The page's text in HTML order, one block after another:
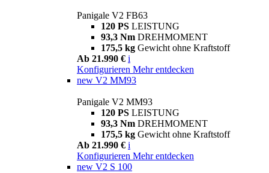
Panigale V2 FB63
120 PS LEISTUNG
93,3 Nm DREHMOMENT
175,5 kg Gewicht ohne Kraftstoff
Ab 21.990 € i
Konfigurieren Mehr entdecken
new V2 MM93
Panigale V2 MM93
120 PS LEISTUNG
93,3 Nm DREHMOMENT
175,5 kg Gewicht ohne Kraftstoff
Ab 21.990 € i
Konfigurieren Mehr entdecken
new V2 S 100